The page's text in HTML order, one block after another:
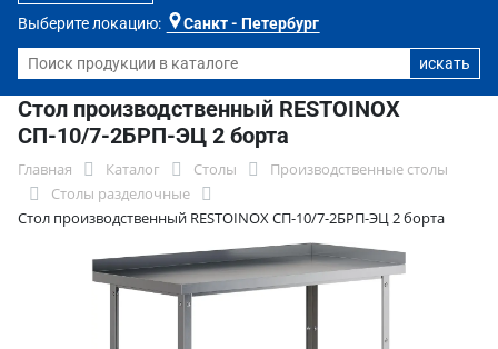
Выберите локацию: Санкт - Петербург
Стол производственный RESTOINOX
СП-10/7-2БРП-ЭЦ 2 борта
Главная Каталог Столы
Производственные столы
Столы разделочные
Стол производственный RESTOINOX СП-10/7-2БРП-ЭЦ 2 борта